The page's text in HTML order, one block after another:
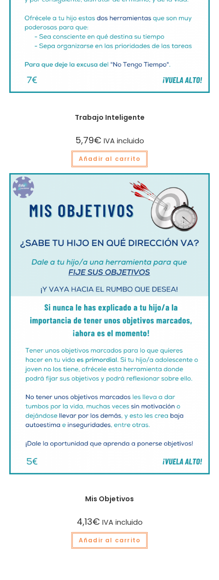
Trabajo Inteligente
5,79€ IVA incluido
Añadir al carrito
Mis Objetivos
4,13€ IVA incluido
Añadir al carrito